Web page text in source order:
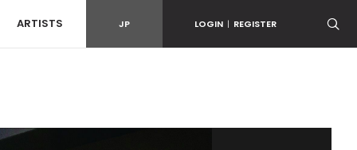
ARTISTS JP LOGIN | REGISTER